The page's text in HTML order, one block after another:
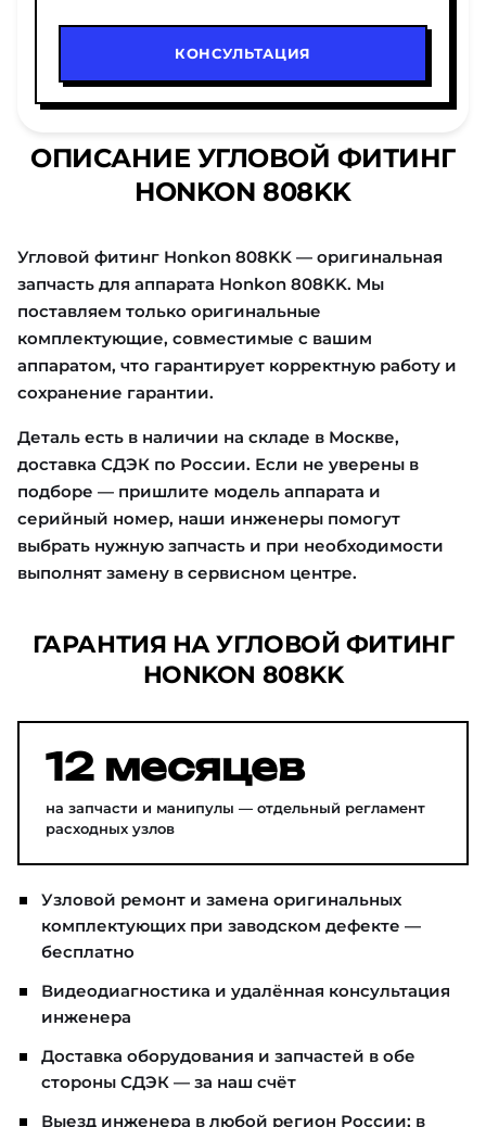
КОНСУЛЬТАЦИЯ
ОПИСАНИЕ УГЛОВОЙ ФИТИНГ
HONKON 808KK
Угловой фитинг Honkon 808KK — оригинальная
запчасть для аппарата Honkon 808KK. Мы
поставляем только оригинальные
комплектующие, совместимые с вашим
аппаратом, что гарантирует корректную работу и
сохранение гарантии.
Деталь есть в наличии на складе в Москве,
доставка СДЭК по России. Если не уверены в
подборе — пришлите модель аппарата и
серийный номер, наши инженеры помогут
выбрать нужную запчасть и при необходимости
выполнят замену в сервисном центре.
ГАРАНТИЯ НА УГЛОВОЙ ФИТИНГ
HONKON 808KK
12 месяцев
на запчасти и манипулы — отдельный регламент
расходных узлов
Узловой ремонт и замена оригинальных
комплектующих при заводском дефекте —
бесплатно
Видеодиагностика и удалённая консультация
инженера
Доставка оборудования и запчастей в обе
стороны СДЭК — за наш счёт
Выезд инженера в любой регион России; в